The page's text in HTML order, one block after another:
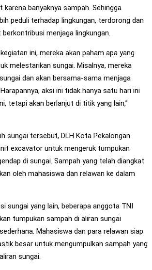
karena banyaknya sampah. Sehingga
peduli terhadap lingkungan, terdorong dan
menjaga lingkungan.
ini, mereka akan paham apa yang
melestarikan sungai. Misalnya, mereka
dan akan bersama-sama menjaga
aksi ini tidak hanya satu hari ini
tetapi akan berlanjut di titik yang lain,”
sungai tersebut, DLH Kota Pekalongan
excavator untuk mengeruk tumpukan
di sungai. Sampah yang telah diangkat
oleh mahasiswa dan relawan ke dalam
sungai yang lain, beberapa anggota TNI
tumpukan sampah di aliran sungai
Mahasiswa dan para relawan siap
besar untuk mengumpulkan sampah yang
sungai.